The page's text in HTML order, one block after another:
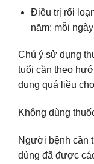
Điều trị rối
năm: mỗi
Chú ý sử dụng
tuổi cần theo
dụng quá liều
Không dùng
Người bệnh cần
dùng đã được